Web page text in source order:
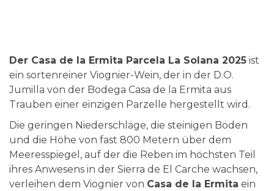
Der Casa de la Ermita Parcela La Solana 2025 ist
ein sortenreiner Viognier-Wein, der in der D.O.
Jumilla von der Bodega Casa de la Ermita aus
Trauben einer einzigen Parzelle hergestellt wird.
Die geringen Niederschläge, die steinigen Böden
und die Höhe von fast 800 Metern über dem
Meeresspiegel, auf der die Reben im höchsten Teil
ihres Anwesens in der Sierra de El Carche wachsen,
verleihen dem Viognier von Casa de la Ermita ein